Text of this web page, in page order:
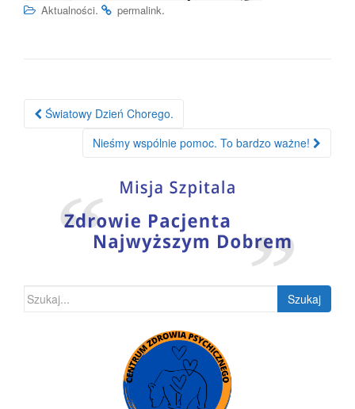
Aktualności. permalink.
Nawigacja
Światowy Dzień Chorego.
Nieśmy wspólnie pomoc. To bardzo ważne!
Szukaj: